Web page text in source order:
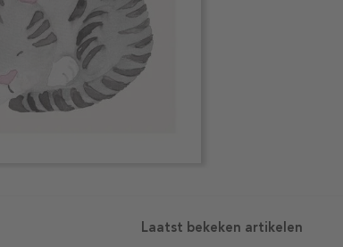
Laatst bekeken artikelen